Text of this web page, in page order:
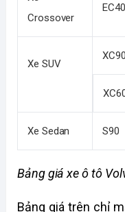
Crossover
EC40
Xe SUV
XC90
Xe Sedan S90
Bảng giá xe ô tô
Bảng giá trên chỉ